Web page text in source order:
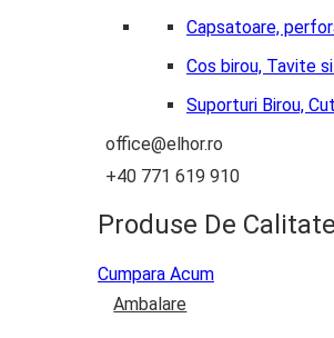
Capsatoare,
Cos birou, Tavite
Suporturi Birou,
office@elhor.ro
+40 771 619 910
Produse De Calitate
Cumpara Acum
Ambalare